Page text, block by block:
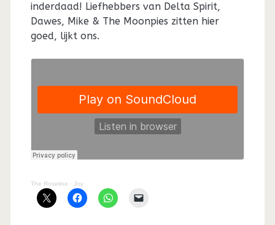
inderdaad! Liefhebbers van Delta Spirit,
Dawes, Mike & The Moonpies zitten hier
goed, lijkt ons.
The Roseline · Joy